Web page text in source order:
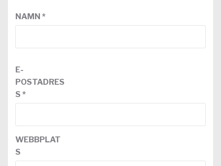
NAMN *
E-
POSTADRES
S *
WEBBPLAT
S